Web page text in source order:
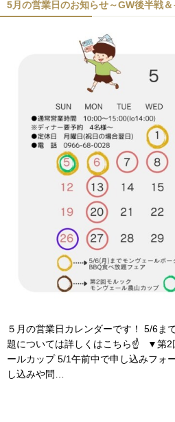
5月の営業日のお知らせ～GW後半戦＆
５月の営業日カレンダーです！ 5/6ま
題については詳しくはこちら☝️ ▼第2
ールカップ 5/1午前中で申し込みフォ
し込みや問…